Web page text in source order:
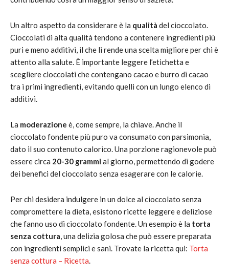
Un altro aspetto da considerare è la qualità del cioccolato.
Cioccolati di alta qualità tendono a contenere ingredienti più
puri e meno additivi, il che li rende una scelta migliore per chi è
attento alla salute. È importante leggere l’etichetta e
scegliere cioccolati che contengano cacao e burro di cacao
tra i primi ingredienti, evitando quelli con un lungo elenco di
additivi.
La moderazione è, come sempre, la chiave. Anche il
cioccolato fondente più puro va consumato con parsimonia,
dato il suo contenuto calorico. Una porzione ragionevole può
essere circa 20-30 grammial giorno, permettendo di godere
dei benefici del cioccolato senza esagerare con le calorie.
Per chi desidera indulgere in un dolce al cioccolato senza
compromettere la dieta, esistono ricette leggere e deliziose
che fanno uso di cioccolato fondente. Un esempio è la torta
senza cottura, una delizia golosa che può essere preparata
con ingredienti semplici e sani. Trovate la ricetta qui: Torta
senza cottura – Ricetta.